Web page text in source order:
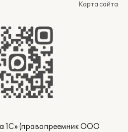
Карта сайта
1С» (правопреемник ООО